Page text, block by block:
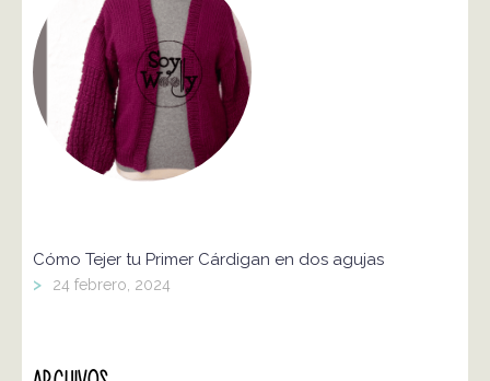
Cómo Tejer tu Primer Cárdigan en dos agujas
> 24 febrero, 2024